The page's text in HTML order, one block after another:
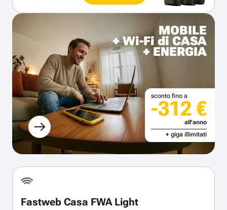
MOBILE
+ Wi-Fi di CASA
+ ENERGIA
sconto fino a
-312 €
all'anno
+ giga illimitati
Fastweb Casa FWA Light